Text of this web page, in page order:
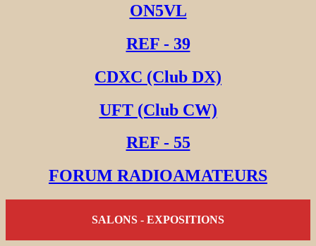
ON5VL
REF - 39
CDXC (Club DX)
UFT (Club CW)
REF - 55
FORUM RADIOAMATEURS
SALONS - EXPOSITIONS